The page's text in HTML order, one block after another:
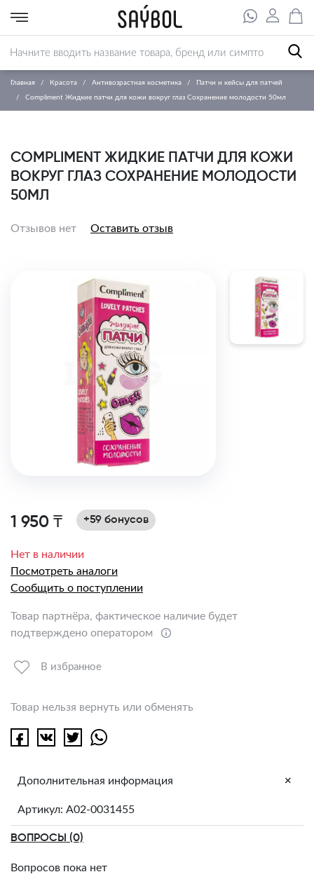
Главная Красота Антивозрастная косметика Патчи и кейсы для патчей
Compliment Жидкие патчи для кожи вокруг глаз Сохранение молодости 50мл
COMPLIMENT ЖИДКИЕ ПАТЧИ ДЛЯ КОЖИ
ВОКРУГ ГЛАЗ СОХРАНЕНИЕ МОЛОДОСТИ
50МЛ
Отзывов нет Оставить отзыв
1 950 ₸ +59 бонусов
Нет в наличии
Посмотреть аналоги
Сообщить о поступлении
Товар партнёра, фактическое наличие будет
подтверждено оператором
В избранное
Товар нельзя вернуть или обменять
Дополнительная информация +
Артикул: A02-0031455
ВОПРОСЫ (0)
Вопросов пока нет